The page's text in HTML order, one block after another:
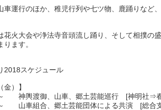
運行のほか、稚児行列や七ツ物、鹿踊りなど
火大会や浄法寺音頭流し踊り、そして相撲の
ます。
2018スケジュール
金）】
神輿渡御、山車、郷土芸能巡行 [神明社⇒
山車組合、郷土芸能団体による共演 [総合